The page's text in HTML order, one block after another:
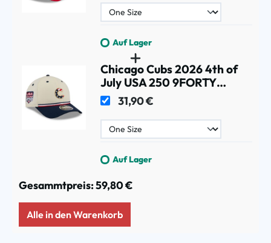
Auf Lager
Chicago Cubs 2026 4th of
July USA 250 9FORTY
Snapback MLB Cap
31,90 €
Auf Lager
Gesammtpreis:59,80 €
Alle in den Warenkorb